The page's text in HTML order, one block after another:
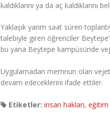
kaldıklarını ya da aç kaldıklarını
Yaklaşık yarım saat süren
talebiyle giren öğrenciler
bu yana Beytepe kampüsünde
Uygulamadan memnun olan
devam edeceklerini ifade ettiler.
Etiketler: insan hakları, eğitim